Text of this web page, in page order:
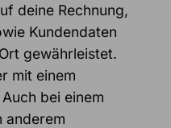
deine Rechnung,
Kundendaten
gewährleistet.
mit einem
bei einem
anderem